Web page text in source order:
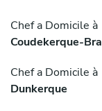
Chef a Domicile à
Coudekerque-
Chef a Domicile à
Dunkerque